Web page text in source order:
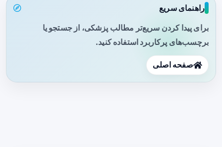
راهنمای سریع
برای پیدا کردن سریع‌تر مطالب پزشکی، از جستجو یا
برچسب‌های پرکاربرد استفاده کنید.
صفحه اصلی